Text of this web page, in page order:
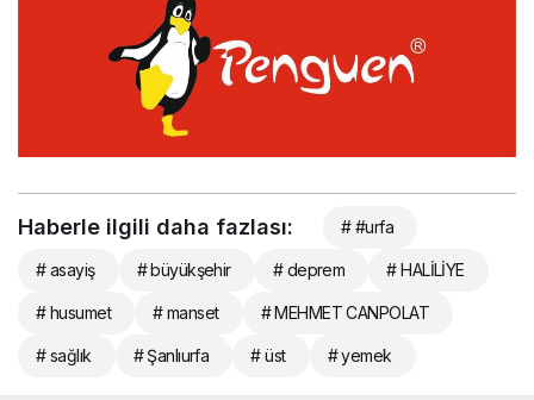
Haberle ilgili daha fazlası: # #urfa
# asayiş # büyükşehir # deprem # HALİLİYE
# husumet # manset # MEHMET CANPOLAT
# sağlık # Şanlıurfa # üst # yemek